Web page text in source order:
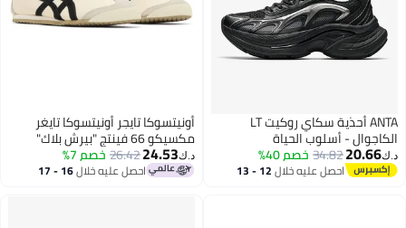
ANTA أحذية سكاي روكيت LT
الكاجوال - أسلوب الحياة
د.ك‏20.66
34.82خصم 40%
احصل عليه خلال 12 - 13
أونيتسوكا تايجر أونيتسوكا تايغر
مكسيكو 66 فينتج "بيرش بلاك"
د.ك‏24.53
26.42خصم 7%
احصل عليه خلال 16 - 17